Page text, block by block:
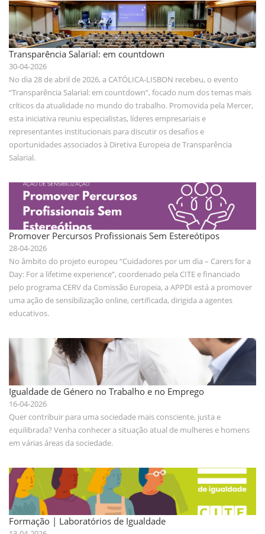
Transparência Salarial: em countdown
30-04-2026
No dia 28 de abril de 2026, a CATÓLICA-LISBON recebeu, o evento
“Transparência Salarial: em countdown”, focado num dos temas mais
críticos da atualidade no mundo do trabalho. Promovida pela Mercer,
esta iniciativa reuniu especialistas, líderes empresariais e
representantes institucionais para discutir os desafios e
oportunidades associados à Diretiva Europeia de Transparência
Salarial.
Promover Percursos Profissionais Sem Estereótipos
28-04-2026
No âmbito do projeto europeu “Cuidadores por um dia – Carers for a
Day: For a lifetime experience”, coordenado pela CITE e financiado
pelo programa CERV da Comissão Europeia, a APPDI está a promover
uma ação de sensibilização online, certificada, dirigida a agentes
educativos.
Igualdade de Género no Trabalho e no Emprego
16-04-2026
Quer contribuir para uma sociedade mais consciente, justa e
equilibrada? Venha conhecer a situação atual de mulheres e homens
em várias áreas da sociedade.
Formação | Laboratórios de Igualdade